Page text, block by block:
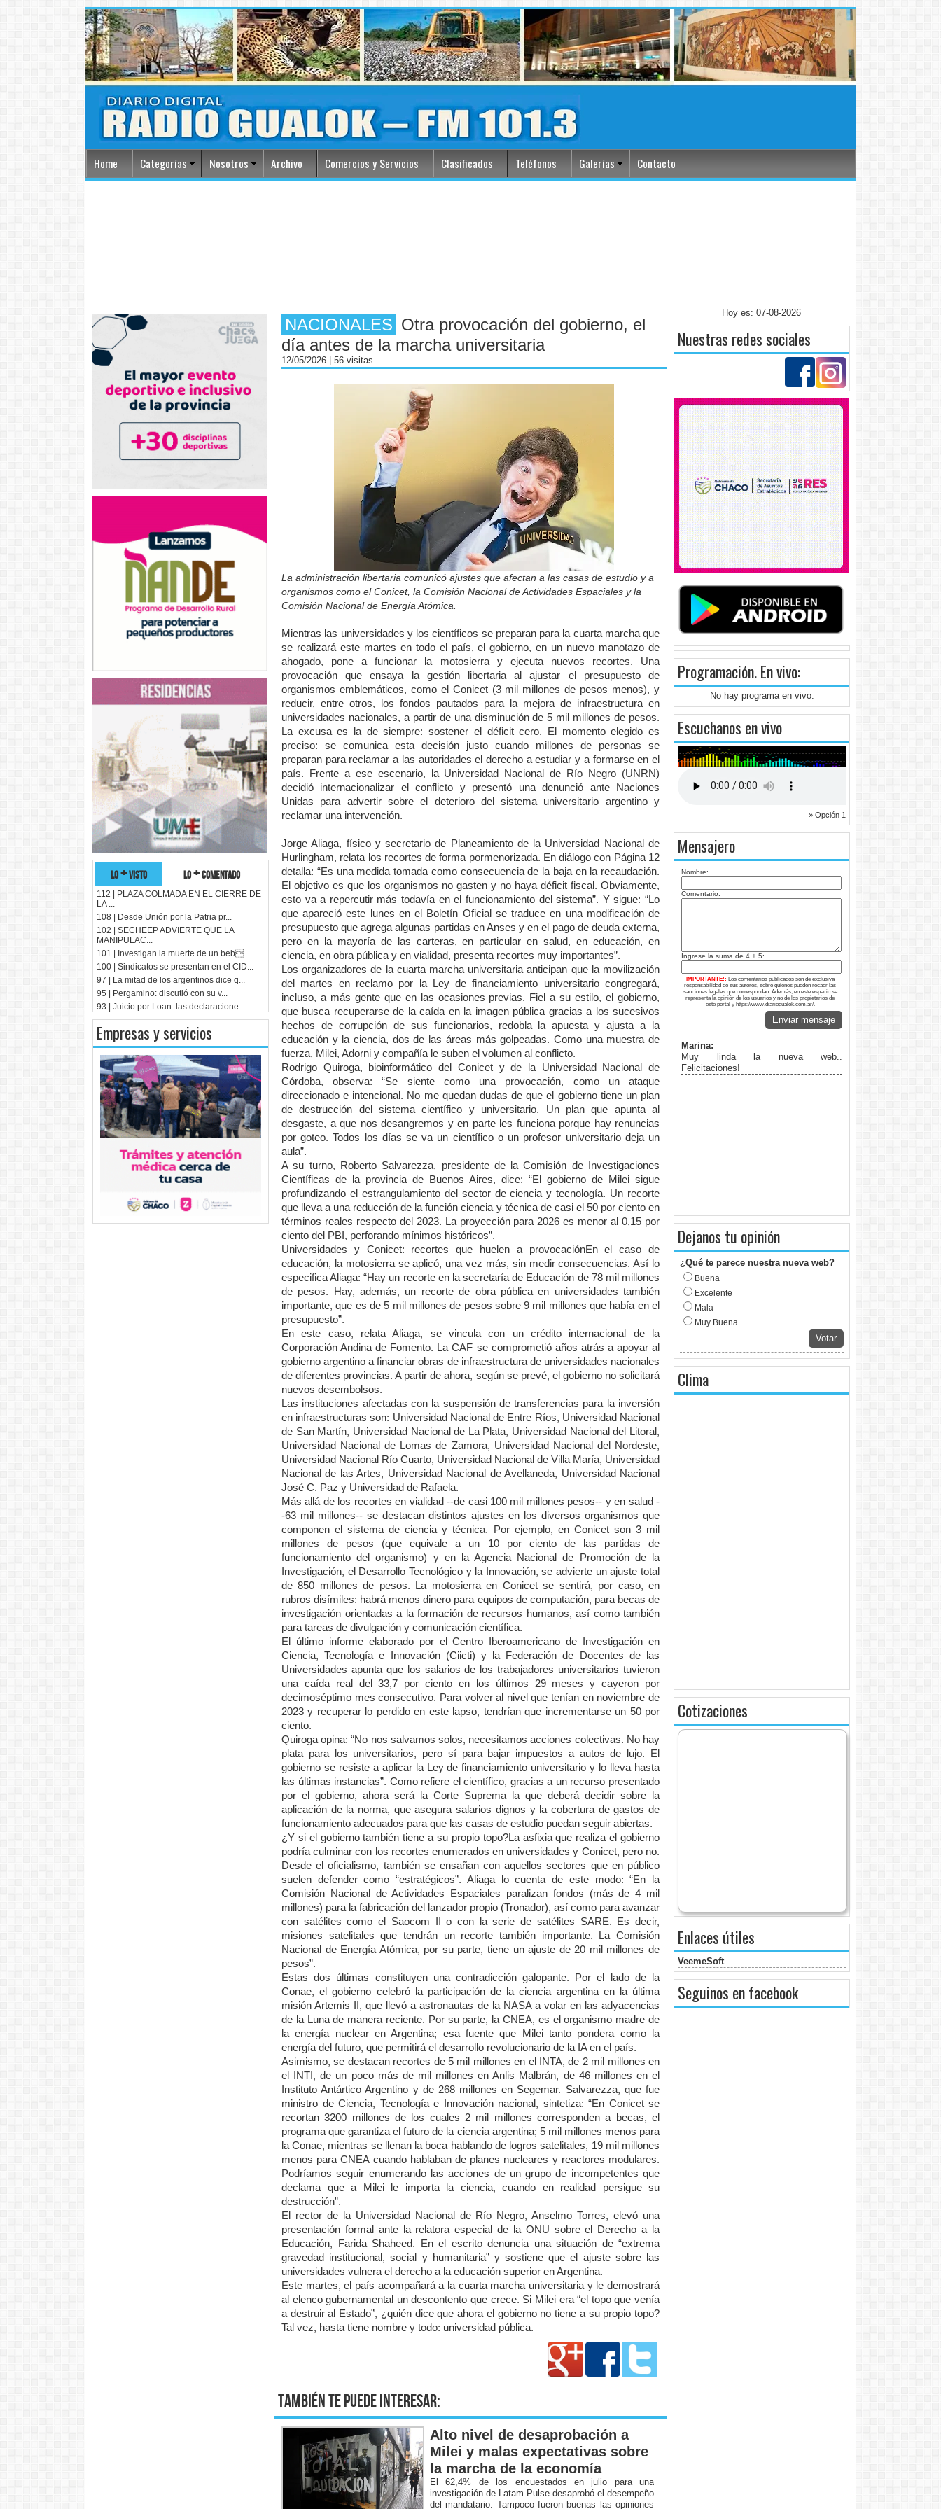
Home Categorías Nosotros Archivo Comercios y Servicios Clasificados Teléfonos Galerías Contacto
Hoy es: 07-08-2026
lo + visto lo + comentado
112 | PLAZA COLMADA EN EL CIERRE DE
LA ...
108 | Desde Unión por la Patria pr...
102 | SECHEEP ADVIERTE QUE LA
MANIPULAC...
101 | Investigan la muerte de un beb...
100 | Sindicatos se presentan en el CID...
97 | La mitad de los argentinos dice q...
95 | Pergamino: discutió con su v...
93 | Juicio por Loan: las declaracione...
Empresas y servicios
NACIONALES Otra provocación del gobierno, el
día antes de la marcha universitaria
12/05/2026 | 56 visitas
La administración libertaria comunicó ajustes que afectan a las casas de estudio y a
organismos como el Conicet, la Comisión Nacional de Actividades Espaciales y la
Comisión Nacional de Energía Atómica.
Mientras las universidades y los científicos se preparan para la cuarta marcha que
se realizará este martes en todo el país, el gobierno, en un nuevo manotazo de
ahogado, pone a funcionar la motosierra y ejecuta nuevos recortes. Una
provocación que ensaya la gestión libertaria al ajustar el presupuesto de
organismos emblemáticos, como el Conicet (3 mil millones de pesos menos), y
reducir, entre otros, los fondos pautados para la mejora de infraestructura en
universidades nacionales, a partir de una disminución de 5 mil millones de pesos.
La excusa es la de siempre: sostener el déficit cero. El momento elegido es
preciso: se comunica esta decisión justo cuando millones de personas se
preparan para reclamar a las autoridades el derecho a estudiar y a formarse en el
país. Frente a ese escenario, la Universidad Nacional de Río Negro (UNRN)
decidió internacionalizar el conflicto y presentó una denunció ante Naciones
Unidas para advertir sobre el deterioro del sistema universitario argentino y
reclamar una intervención.
Jorge Aliaga, físico y secretario de Planeamiento de la Universidad Nacional de
Hurlingham, relata los recortes de forma pormenorizada. En diálogo con Página 12
detalla: “Es una medida tomada como consecuencia de la baja en la recaudación.
El objetivo es que los organismos no gasten y no haya déficit fiscal. Obviamente,
esto va a repercutir más todavía en el funcionamiento del sistema”. Y sigue: “Lo
que apareció este lunes en el Boletín Oficial se traduce en una modificación de
presupuesto que agrega algunas partidas en Anses y en el pago de deuda externa,
pero en la mayoría de las carteras, en particular en salud, en educación, en
ciencia, en obra pública y en vialidad, presenta recortes muy importantes”.
Los organizadores de la cuarta marcha universitaria anticipan que la movilización
del martes en reclamo por la Ley de financiamiento universitario congregará,
incluso, a más gente que en las ocasiones previas. Fiel a su estilo, el gobierno,
que busca recuperarse de la caída en la imagen pública gracias a los sucesivos
hechos de corrupción de sus funcionarios, redobla la apuesta y ajusta a la
educación y la ciencia, dos de las áreas más golpeadas. Como una muestra de
fuerza, Milei, Adorni y compañía le suben el volumen al conflicto.
Rodrigo Quiroga, bioinformático del Conicet y de la Universidad Nacional de
Córdoba, observa: “Se siente como una provocación, como un ataque
direccionado e intencional. No me quedan dudas de que el gobierno tiene un plan
de destrucción del sistema científico y universitario. Un plan que apunta al
desgaste, a que nos desangremos y en parte les funciona porque hay renuncias
por goteo. Todos los días se va un científico o un profesor universitario deja un
aula”.
A su turno, Roberto Salvarezza, presidente de la Comisión de Investigaciones
Científicas de la provincia de Buenos Aires, dice: “El gobierno de Milei sigue
profundizando el estrangulamiento del sector de ciencia y tecnología. Un recorte
que lleva a una reducción de la función ciencia y técnica de casi el 50 por ciento en
términos reales respecto del 2023. La proyección para 2026 es menor al 0,15 por
ciento del PBI, perforando mínimos históricos”.
Universidades y Conicet: recortes que huelen a provocaciónEn el caso de
educación, la motosierra se aplicó, una vez más, sin medir consecuencias. Así lo
especifica Aliaga: “Hay un recorte en la secretaría de Educación de 78 mil millones
de pesos. Hay, además, un recorte de obra pública en universidades también
importante, que es de 5 mil millones de pesos sobre 9 mil millones que había en el
presupuesto”.
En este caso, relata Aliaga, se vincula con un crédito internacional de la
Corporación Andina de Fomento. La CAF se comprometió años atrás a apoyar al
gobierno argentino a financiar obras de infraestructura de universidades nacionales
de diferentes provincias. A partir de ahora, según se prevé, el gobierno no solicitará
nuevos desembolsos.
Las instituciones afectadas con la suspensión de transferencias para la inversión
en infraestructuras son: Universidad Nacional de Entre Ríos, Universidad Nacional
de San Martín, Universidad Nacional de La Plata, Universidad Nacional del Litoral,
Universidad Nacional de Lomas de Zamora, Universidad Nacional del Nordeste,
Universidad Nacional Río Cuarto, Universidad Nacional de Villa María, Universidad
Nacional de las Artes, Universidad Nacional de Avellaneda, Universidad Nacional
José C. Paz y Universidad de Rafaela.
Más allá de los recortes en vialidad --de casi 100 mil millones pesos-- y en salud -
-63 mil millones-- se destacan distintos ajustes en los diversos organismos que
componen el sistema de ciencia y técnica. Por ejemplo, en Conicet son 3 mil
millones de pesos (que equivale a un 10 por ciento de las partidas de
funcionamiento del organismo) y en la Agencia Nacional de Promoción de la
Investigación, el Desarrollo Tecnológico y la Innovación, se advierte un ajuste total
de 850 millones de pesos. La motosierra en Conicet se sentirá, por caso, en
rubros disímiles: habrá menos dinero para equipos de computación, para becas de
investigación orientadas a la formación de recursos humanos, así como también
para tareas de divulgación y comunicación científica.
El último informe elaborado por el Centro Iberoamericano de Investigación en
Ciencia, Tecnología e Innovación (Ciicti) y la Federación de Docentes de las
Universidades apunta que los salarios de los trabajadores universitarios tuvieron
una caída real del 33,7 por ciento en los últimos 29 meses y cayeron por
decimoséptimo mes consecutivo. Para volver al nivel que tenían en noviembre de
2023 y recuperar lo perdido en este lapso, tendrían que incrementarse un 50 por
ciento.
Quiroga opina: “No nos salvamos solos, necesitamos acciones colectivas. No hay
plata para los universitarios, pero sí para bajar impuestos a autos de lujo. El
gobierno se resiste a aplicar la Ley de financiamiento universitario y lo lleva hasta
las últimas instancias”. Como refiere el científico, gracias a un recurso presentado
por el gobierno, ahora será la Corte Suprema la que deberá decidir sobre la
aplicación de la norma, que asegura salarios dignos y la cobertura de gastos de
funcionamiento adecuados para que las casas de estudio puedan seguir abiertas.
¿Y si el gobierno también tiene a su propio topo?La asfixia que realiza el gobierno
podría culminar con los recortes enumerados en universidades y Conicet, pero no.
Desde el oficialismo, también se ensañan con aquellos sectores que en público
suelen defender como “estratégicos”. Aliaga lo cuenta de este modo: “En la
Comisión Nacional de Actividades Espaciales paralizan fondos (más de 4 mil
millones) para la fabricación del lanzador propio (Tronador), así como para avanzar
con satélites como el Saocom II o con la serie de satélites SARE. Es decir,
misiones satelitales que tendrán un recorte también importante. La Comisión
Nacional de Energía Atómica, por su parte, tiene un ajuste de 20 mil millones de
pesos”.
Estas dos últimas constituyen una contradicción galopante. Por el lado de la
Conae, el gobierno celebró la participación de la ciencia argentina en la última
misión Artemis II, que llevó a astronautas de la NASA a volar en las adyacencias
de la Luna de manera reciente. Por su parte, la CNEA, es el organismo madre de
la energía nuclear en Argentina; esa fuente que Milei tanto pondera como la
energía del futuro, que permitirá el desarrollo revolucionario de la IA en el país.
Asimismo, se destacan recortes de 5 mil millones en el INTA, de 2 mil millones en
el INTI, de un poco más de mil millones en Anlis Malbrán, de 46 millones en el
Instituto Antártico Argentino y de 268 millones en Segemar. Salvarezza, que fue
ministro de Ciencia, Tecnología e Innovación nacional, sintetiza: “En Conicet se
recortan 3200 millones de los cuales 2 mil millones corresponden a becas, el
programa que garantiza el futuro de la ciencia argentina; 5 mil millones menos para
la Conae, mientras se llenan la boca hablando de logros satelitales, 19 mil millones
menos para CNEA cuando hablaban de planes nucleares y reactores modulares.
Podríamos seguir enumerando las acciones de un grupo de incompetentes que
declama que a Milei le importa la ciencia, cuando en realidad persigue su
destrucción”.
El rector de la Universidad Nacional de Río Negro, Anselmo Torres, elevó una
presentación formal ante la relatora especial de la ONU sobre el Derecho a la
Educación, Farida Shaheed. En el escrito denuncia una situación de “extrema
gravedad institucional, social y humanitaria” y sostiene que el ajuste sobre las
universidades vulnera el derecho a la educación superior en Argentina.
Este martes, el país acompañará a la cuarta marcha universitaria y le demostrará
al elenco gubernamental un descontento que crece. Si Milei era “el topo que venía
a destruir al Estado”, ¿quién dice que ahora el gobierno no tiene a su propio topo?
Tal vez, hasta tiene nombre y todo: universidad pública.
También te puede interesar:
Alto nivel de desaprobación a
Milei y malas expectativas sobre
la marcha de la economía
El 62,4% de los encuestados en julio para una
investigación de Latam Pulse desaprobó el desempeño
del mandatario. Tampoco fueron buenas las opiniones
Nuestras redes sociales
Programación. En vivo:
No hay programa en vivo.
Escuchanos en vivo
» Opción 1
Mensajero
Nombre:
Comentario:
Ingrese la suma de 4 + 5:
IMPORTANTE!: Los comentarios publicados son de exclusiva
responsabilidad de sus autores, sobre quienes pueden recaer las
sanciones legales que correspondan. Además, en este espacio se
representa la opinión de los usuarios y no de los propietarios de
este portal y https://www.diariogualok.com.ar/.
Enviar mensaje
Marina:
Muy linda la nueva web..
Felicitaciones!
Dejanos tu opinión
¿Qué te parece nuestra nueva web?
Buena
Excelente
Mala
Muy Buena
Votar
Clima
Cotizaciones
Enlaces útiles
VeemeSoft
Seguinos en facebook